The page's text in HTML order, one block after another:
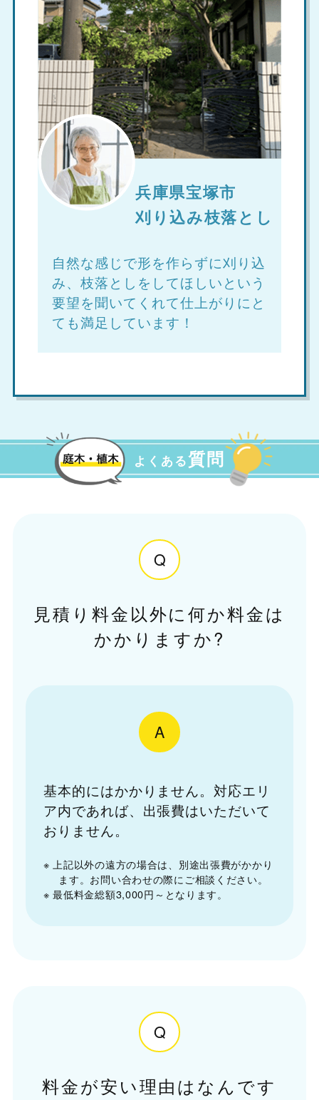
兵庫県宝塚市
刈り込み枝落とし
自然な感じで形を作らずに刈り込
み、枝落としをしてほしいという
要望を聞いてくれて仕上がりにと
ても満足しています！
よくある質問
Q
見積り料金以外に何か料金は
かかりますか?
A
基本的にはかかりません。対応エリ
ア内であれば、出張費はいただいて
おりません。
※ 上記以外の遠方の場合は、別途出張費がかかり
ます。お問い合わせの際にご相談ください。
※ 最低料金総額3,000円～となります。
Q
料金が安い理由はなんです